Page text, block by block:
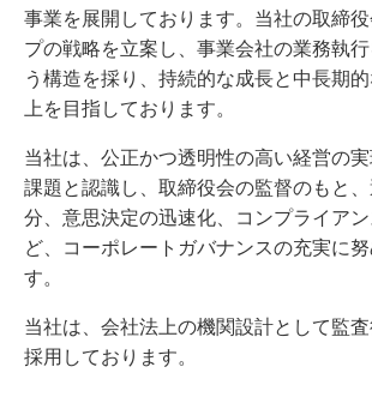
事業を展開しております。当社の取締
プの戦略を立案し、事業会社の業務執
う構造を採り、持続的な成長と中長期
上を目指しております。
当社は、公正かつ透明性の高い経営の
課題と認識し、取締役会の監督のもと
分、意思決定の迅速化、コンプライア
ど、コーポレートガバナンスの充実に
す。
当社は、会社法上の機関設計として監
採用しております。